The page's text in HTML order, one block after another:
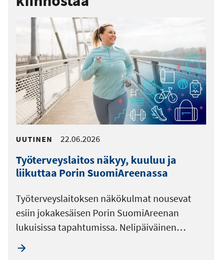
UUTINEN 22.06.2026
Työterveyslaitos näkyy, kuuluu ja
liikuttaa Porin SuomiAreenassa
Työterveyslaitoksen näkökulmat nousevat
esiin jokakesäisen Porin SuomiAreenan
lukuisissa tapahtumissa. Nelipäiväinen…